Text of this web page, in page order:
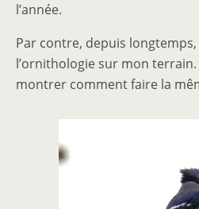
l’année.
Par contre, depuis
l’ornithologie sur mon terrain.
montrer comment faire la